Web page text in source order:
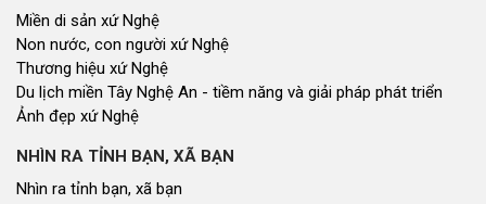
Miền di sản xứ Nghệ
Non nước, con người xứ Nghệ
Thương hiệu xứ Nghệ
Du lịch miền Tây Nghệ An - tiềm năng và giải pháp phát triển
Ảnh đẹp xứ Nghệ
NHÌN RA TỈNH BẠN, XÃ BẠN
Nhìn ra tỉnh bạn, xã bạn